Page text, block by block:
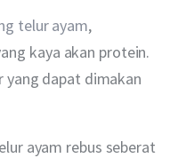
telur ayam,
kaya akan protein.
yang dapat dimakan
ayam rebus seberat